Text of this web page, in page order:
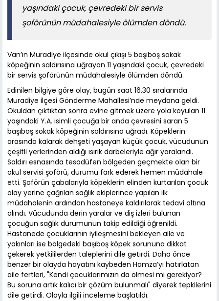
yaşındaki çocuk, çevredeki bir servis
şoförünün müdahalesiyle ölümden döndü.
Van’ın Muradiye ilçesinde okul çıkışı 5 başıboş sokak
köpeğinin saldırısına uğrayan 11 yaşındaki çocuk, çevredeki
bir servis şoförünün müdahalesiyle ölümden döndü.
Edinilen bilgiye göre olay, bugün saat 16.30 sıralarında
Muradiye ilçesi Gönderme Mahallesi’nde meydana geldi.
Okuldan çıktıktan sonra evine gitmek üzere yola koyulan 11
yaşındaki Y.A. isimli çocuğa bir anda çevresini saran 5
başıboş sokak köpeğinin saldırısına uğradı. Köpeklerin
arasında kalarak dehşeti yaşayan küçük çocuk, vücudunun
çeşitli yerlerinden aldığı ısırık darbeleriyle ağır yaralandı.
Saldırı esnasında tesadüfen bölgeden geçmekte olan bir
okul servisi şoförü, durumu fark ederek hemen müdahale
etti. Şoförün çabalarıyla köpeklerin elinden kurtarılan çocuk
olay yerine çağrılan sağlık ekiplerince yapılan ilk
müdahalenin ardından hastaneye kaldırılarak tedavi altına
alındı. Vücudunda derin yaralar ve diş izleri bulunan
çocuğun sağlık durumunun takip edildiği öğrenildi.
Hastanede çocuklarının iyileşmesini bekleyen aile ve
yakınları ise bölgedeki başıboş köpek sorununa dikkat
çekerek yetkililerden taleplerini dile getirdi. Daha önce
benzer bir olayda hayatını kaybeden Hamza’yı hatırlatan
aile fertleri, "Kendi çocuklarımızın da ölmesi mi gerekiyor?
Bu soruna artık kalıcı bir çözüm bulunmalı" diyerek tepkilerini
dile getirdi. Olayla ilgili inceleme başlatıldı.